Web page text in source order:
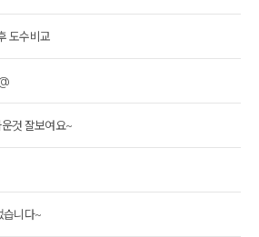
도수비교
것 잘보여요~
습니다~